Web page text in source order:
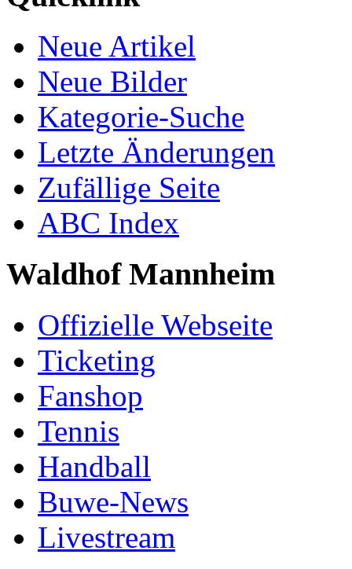
Neue Artikel
Neue Bilder
Kategorie-Suche
Letzte Änderungen
Zufällige Seite
ABC Index
Waldhof Mannheim
Offizielle Webseite
Ticketing
Fanshop
Tennis
Handball
Buwe-News
Livestream